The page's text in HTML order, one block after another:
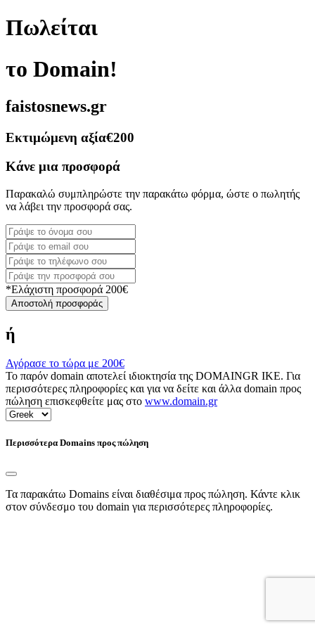
Πωλείται
το Domain!
faistosnews.gr
Εκτιμώμενη αξία€200
Κάνε μια προσφορά
Παρακαλώ συμπληρώστε την παρακάτω φόρμα, ώστε ο πωλητής
να λάβει την προσφορά σας.
*Ελάχιστη προσφορά 200€
Αποστολή προσφοράς
ή
Αγόρασε το τώρα με 200€
Το παρόν domain αποτελεί ιδιοκτησία της DOMAINGR ΙΚΕ. Για
περισσότερες πληροφορίες και για να δείτε και άλλα domain προς
πώληση επισκεφθείτε μας στο www.domain.gr
Περισσότερα Domains προς πώληση
Τα παρακάτω Domains είναι διαθέσιμα προς πώληση. Κάντε κλικ
στον σύνδεσμο του domain για περισσότερες πληροφορίες.